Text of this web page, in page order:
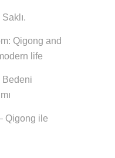
Qigong and
life
Bedeni
Qigong ile